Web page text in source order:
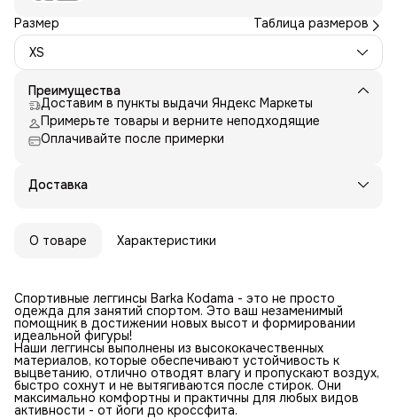
Размер
Таблица размеров
XS
Преимущества
Доставим в пункты выдачи Яндекс Маркеты
Примерьте товары и верните неподходящие
Оплачивайте после примерки
Доставка
О товаре Характеристики
Спортивные леггинсы Barka Kodama - это не просто
одежда для занятий спортом. Это ваш незаменимый
помощник в достижении новых высот и формировании
идеальной фигуры!
Наши леггинсы выполнены из высококачественных
материалов, которые обеспечивают устойчивость к
выцветанию, отлично отводят влагу и пропускают воздух,
быстро сохнут и не вытягиваются после стирок. Они
максимально комфортны и практичны для любых видов
активности - от йоги до кроссфита.